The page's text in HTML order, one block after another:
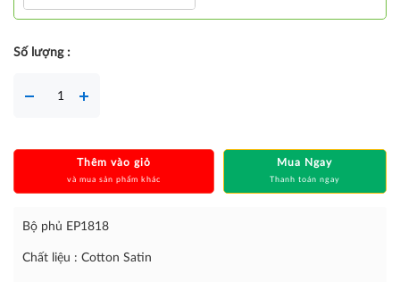
Số lượng :
Thêm vào giỏ
và mua sản phẩm khác
Mua Ngay
Thanh toán ngay
Bộ phủ EP1818
Chất liệu : Cotton Satin